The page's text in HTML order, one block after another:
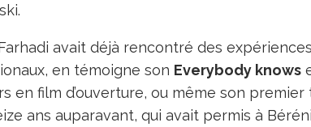
avait déjà rencontré des
en témoigne son Everybody knows
en film d’ouverture, ou même son
ans auparavant, qui avait permis à